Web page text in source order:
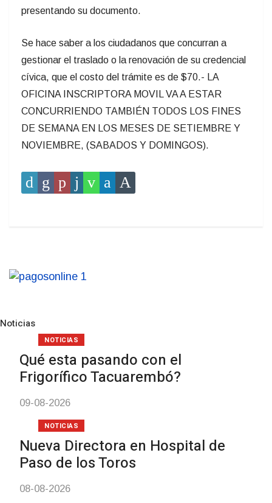
presentando su documento.
Se hace saber a los ciudadanos que concurran a
gestionar el traslado o la renovación de su credencial
cívica, que el costo del trámite es de $70.- LA
OFICINA INSCRIPTORA MOVIL VA A ESTAR
CONCURRIENDO TAMBIÉN TODOS LOS FINES
DE SEMANA EN LOS MESES DE SETIEMBRE Y
NOVIEMBRE, (SABADOS Y DOMINGOS).
Noticias